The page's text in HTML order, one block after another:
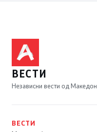
ВЕСТИ
Независни вести од
ВЕСТИ